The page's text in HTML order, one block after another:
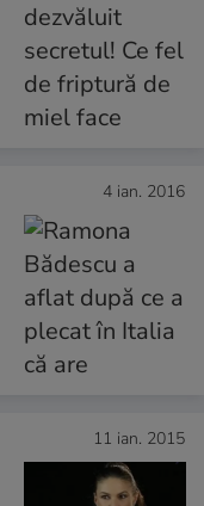
4 ian. 2016
11 ian. 2015